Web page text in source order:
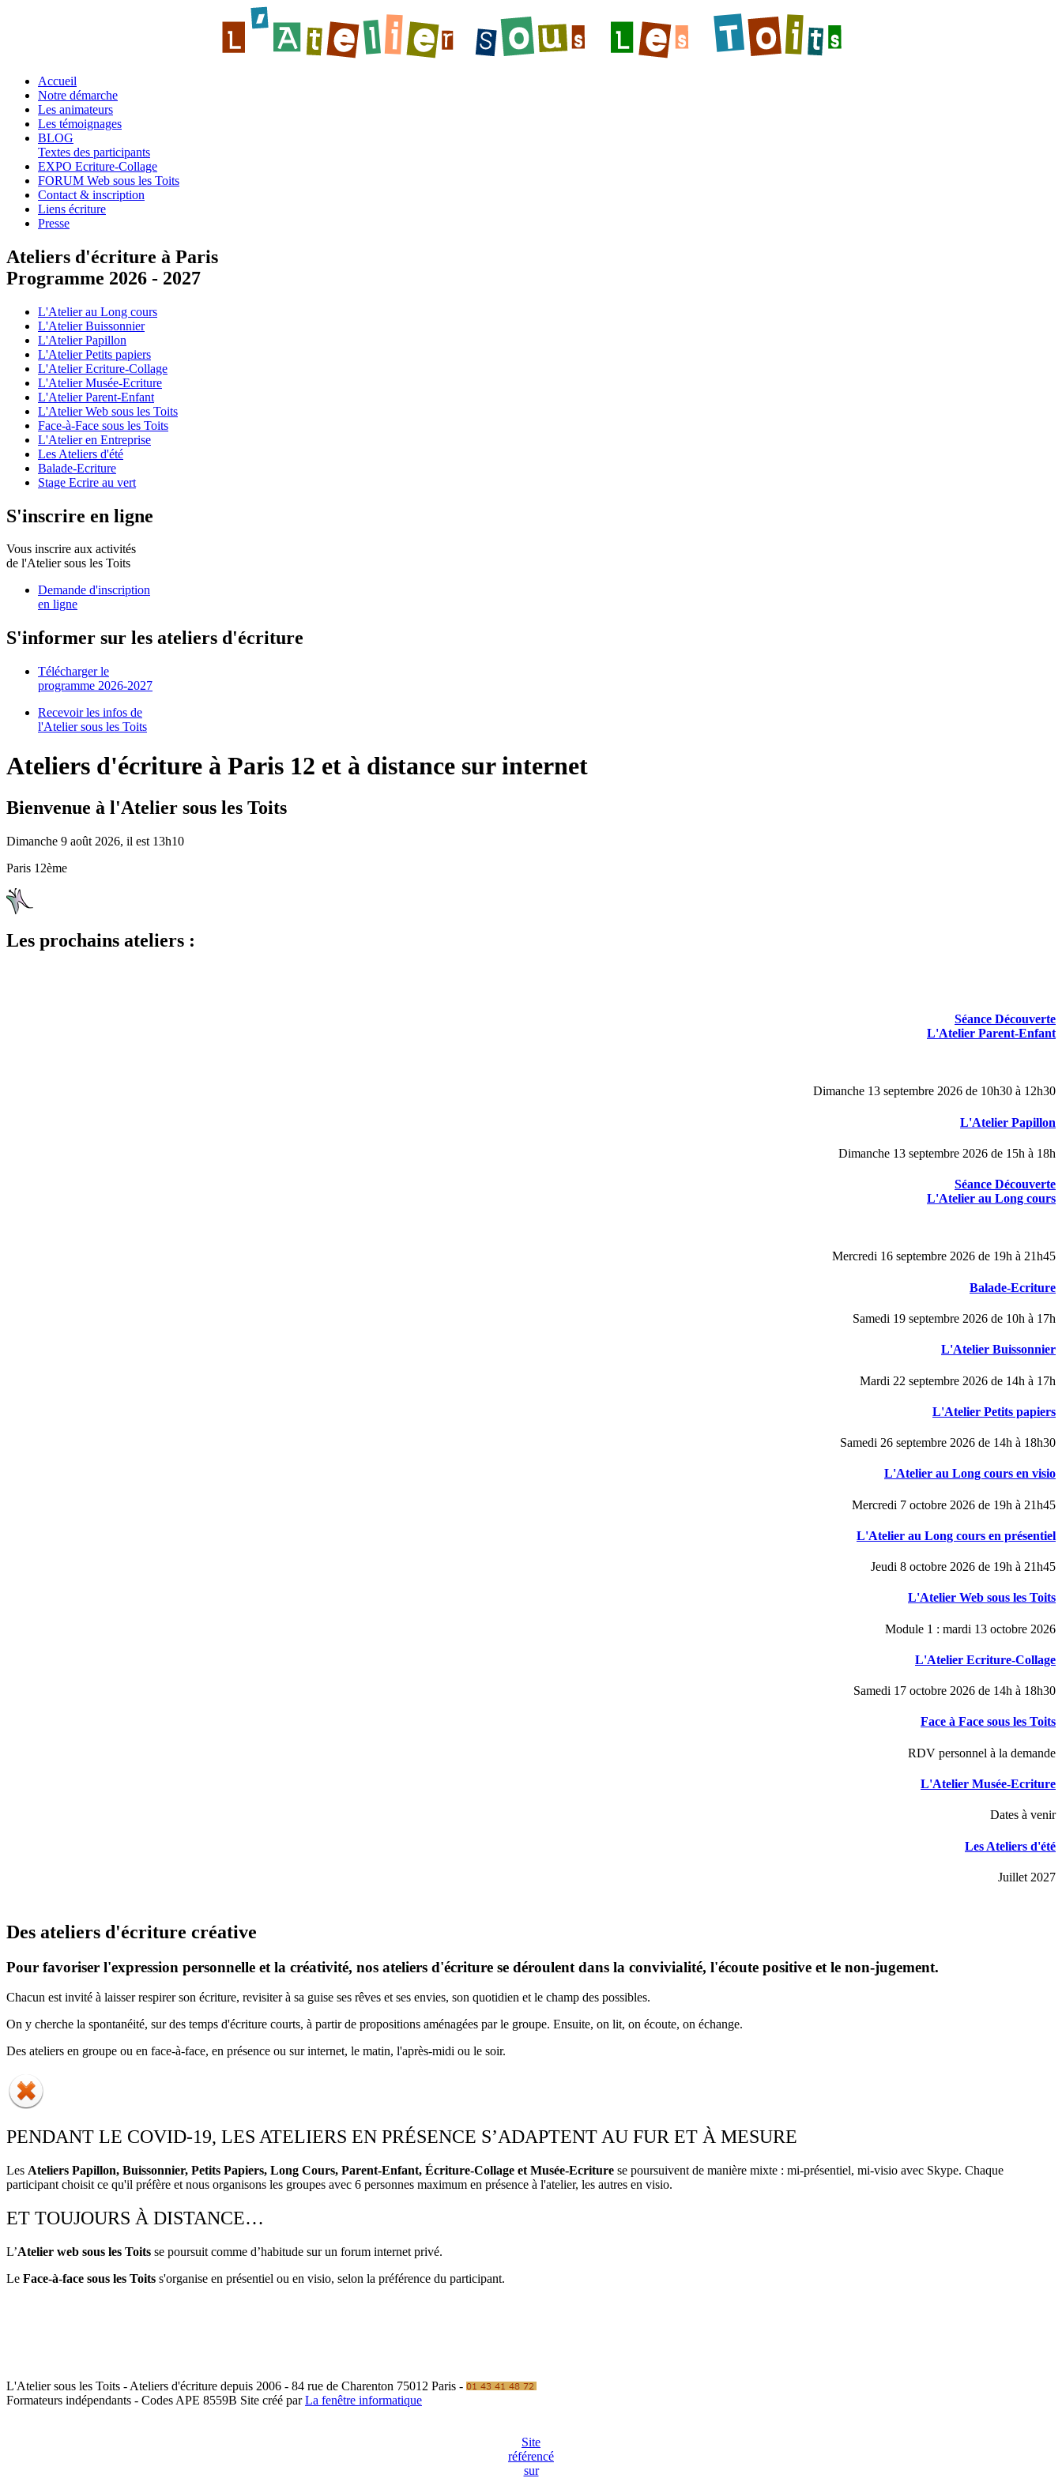
Accueil
Notre démarche
Les animateurs
Les témoignages
BLOG
Textes des participants
EXPO Ecriture-Collage
FORUM Web sous les Toits
Contact & inscription
Liens écriture
Presse
Ateliers d'écriture à Paris
Programme 2026 - 2027
L'Atelier au Long cours
L'Atelier Buissonnier
L'Atelier Papillon
L'Atelier Petits papiers
L'Atelier Ecriture-Collage
L'Atelier Musée-Ecriture
L'Atelier Parent-Enfant
L'Atelier Web sous les Toits
Face-à-Face sous les Toits
L'Atelier en Entreprise
Les Ateliers d'été
Balade-Ecriture
Stage Ecrire au vert
S'inscrire en ligne
Vous inscrire aux activités
de l'Atelier sous les Toits
Demande d'inscription
en ligne
S'informer sur les ateliers d'écriture
Télécharger le
programme 2026-2027
Recevoir les infos de
l'Atelier sous les Toits
Ateliers d'écriture à Paris 12 et à distance sur internet
Bienvenue à l'Atelier sous les Toits
Dimanche 9 août 2026, il est 13h10
Paris 12ème
Les prochains ateliers :
Séance Découverte
L'Atelier Parent-Enfant
Dimanche 13 septembre 2026 de 10h30 à 12h30
L'Atelier Papillon
Dimanche 13 septembre 2026 de 15h à 18h
Séance Découverte
L'Atelier au Long cours
Mercredi 16 septembre 2026 de 19h à 21h45
Balade-Ecriture
Samedi 19 septembre 2026 de 10h à 17h
L'Atelier Buissonnier
Mardi 22 septembre 2026 de 14h à 17h
L'Atelier Petits papiers
Samedi 26 septembre 2026 de 14h à 18h30
L'Atelier au Long cours en visio
Mercredi 7 octobre 2026 de 19h à 21h45
L'Atelier au Long cours en présentiel
Jeudi 8 octobre 2026 de 19h à 21h45
L'Atelier Web sous les Toits
Module 1 : mardi 13 octobre 2026
L'Atelier Ecriture-Collage
Samedi 17 octobre 2026 de 14h à 18h30
Face à Face sous les Toits
RDV personnel à la demande
L'Atelier Musée-Ecriture
Dates à venir
Les Ateliers d'été
Juillet 2027
Des ateliers d'écriture créative
Pour favoriser l'expression personnelle et la créativité, nos ateliers d'écriture se déroulent dans la convivialité, l'écoute positive et le non-jugement.
Chacun est invité à laisser respirer son écriture, revisiter à sa guise ses rêves et ses envies, son quotidien et le champ des possibles.
On y cherche la spontanéité, sur des temps d'écriture courts, à partir de propositions aménagées par le groupe. Ensuite, on lit, on écoute, on échange.
Des ateliers en groupe ou en face-à-face, en présence ou sur internet, le matin, l'après-midi ou le soir.
PENDANT LE COVID-19, LES ATELIERS EN PRÉSENCE S’ADAPTENT AU FUR ET À MESURE
Les Ateliers Papillon, Buissonnier, Petits Papiers, Long Cours, Parent-Enfant, Écriture-Collage et Musée-Ecriture se poursuivent de manière mixte : mi-présentiel, mi-visio avec Skype. Chaque
participant choisit ce qu'il préfère et nous organisons les groupes avec 6 personnes maximum en présence à l'atelier, les autres en visio.
ET TOUJOURS À DISTANCE…
L’Atelier web sous les Toits se poursuit comme d’habitude sur un forum internet privé.
Le Face-à-face sous les Toits s'organise en présentiel ou en visio, selon la préférence du participant.
L'Atelier sous les Toits - Ateliers d'écriture depuis 2006 - 84 rue de Charenton 75012 Paris -
Formateurs indépendants - Codes APE 8559B Site créé parLa fenêtre informatique
Site
référencé
sur